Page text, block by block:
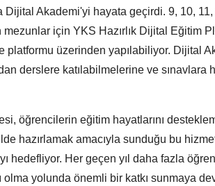
Dijital Akademi'yi hayata geçirdi. 9, 10, 11,
mezunlar için YKS Hazırlık Dijital Eğitim
platformu üzerinden yapılabiliyor. Dijital
derslere katılabilmelerine ve sınavlara
öğrencilerin eğitim hayatlarını
hazırlamak amacıyla sunduğu bu
hedefliyor. Her geçen yıl daha fazla
olma yolunda önemli bir katkı sunmaya